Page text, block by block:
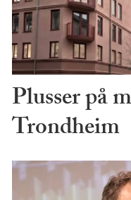
Plusser på
Trondheim